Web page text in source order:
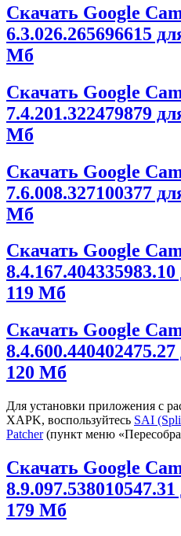
Скачать Google
6.3.026.265696615
Мб
Скачать Google
7.4.201.322479879
Мб
Скачать Google
7.6.008.327100377
Мб
Скачать Google
119 Мб
Скачать Google
120 Мб
Для установки приложения с
XAPK, воспользуйтесь SAI
Patcher(пункт меню
Скачать Google
179 Мб